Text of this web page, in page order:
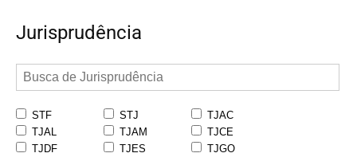
Jurisprudência
STF STJ
TJAC
TJAL
TJAM
TJCE
TJDF
TJES
TJGO